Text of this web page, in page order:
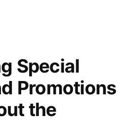
Special
Promotions
the